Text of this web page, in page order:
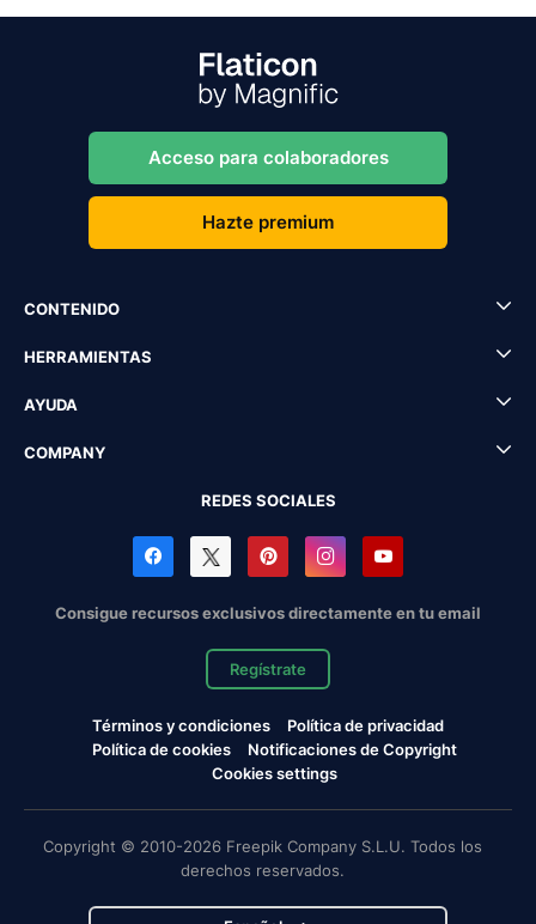
Acceso para colaboradores
Hazte premium
CONTENIDO
HERRAMIENTAS
AYUDA
COMPANY
REDES SOCIALES
Consigue recursos exclusivos directamente en tu email
Regístrate
Términos y condiciones
Política de privacidad
Política de cookies
Notificaciones de Copyright
Cookies settings
Copyright © 2010-2026 Freepik Company S.L.U. Todos los
derechos reservados.